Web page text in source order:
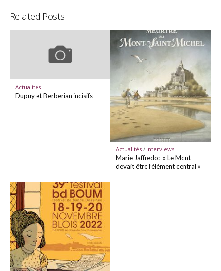
Related Posts
Actualités
Dupuy et Berberian incisifs
Actualités/ Interviews
Marie Jaffredo: » Le Mont
devait être l’élément central »